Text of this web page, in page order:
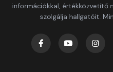
információkkal, értékközvetítő
szolgálja hallgatóit.